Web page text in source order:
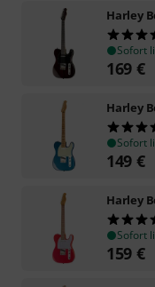
Harley
Sofort
169 €
Harley
Sofort
149 €
Harley
Sofort
159 €